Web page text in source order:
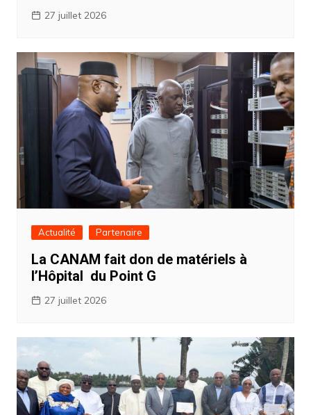
27 juillet 2026
Actualité Partenaire
La CANAM fait don de matériels à
l’Hôpital du Point G
27 juillet 2026